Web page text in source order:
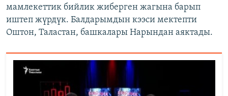
мамлекеттик бийлик жиберген жагына барып
иштеп жүрдүк. Балдарымдын кээси мектепти
Оштон, Таластан, башкалары Нарындан аяктады.